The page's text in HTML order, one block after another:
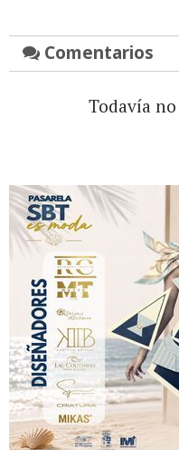
Comentarios
Todavía